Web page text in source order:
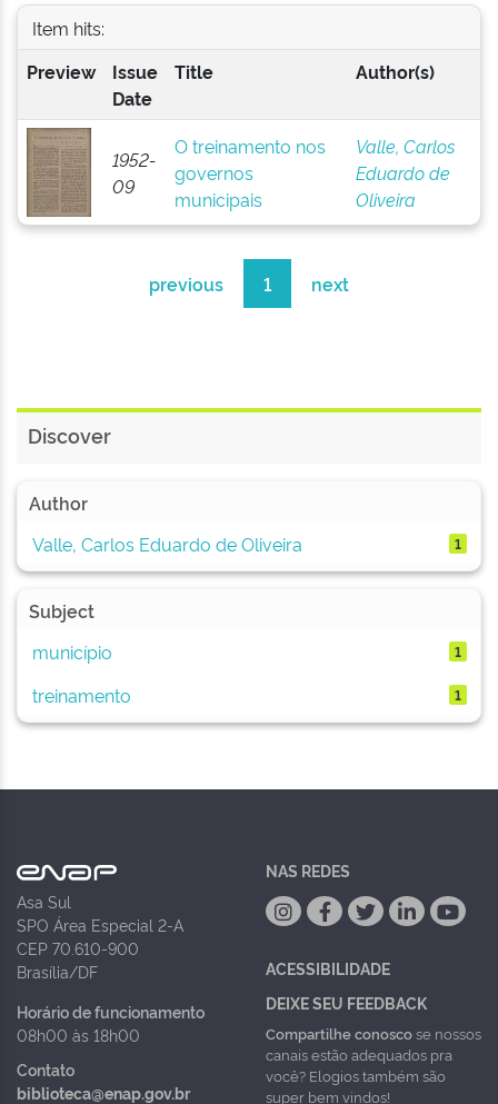
Item hits:
Preview
Issue
Date
Title Author(s)
1952-
09
O treinamento nos
governos
municipais
Valle, Carlos
Eduardo de
Oliveira
previous 1 next
Discover
Author
Valle, Carlos Eduardo de Oliveira
1
Subject
município
1
treinamento 1
Asa Sul
SPO Área Especial 2-A
CEP 70.610-900
Brasília/DF
Horário de funcionamento
08h00 às 18h00
Contato
biblioteca@enap.gov.br
NAS REDES
ACESSIBILIDADE
DEIXE SEU FEEDBACK
Compartilhe conoscose nossos
canais estão adequados pra
você? Elogios também são
super bem vindos!